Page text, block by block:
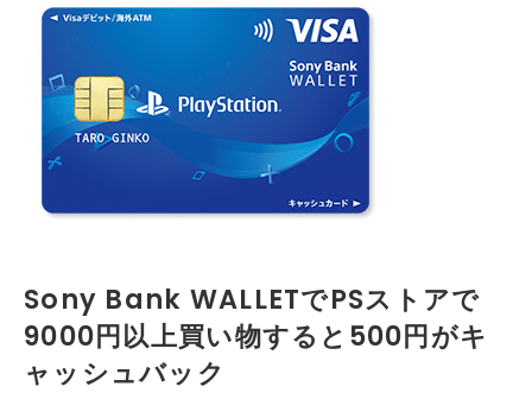
Sony Bank WALLETでPSストアで
9000円以上買い物すると500円がキ
ャッシュバック